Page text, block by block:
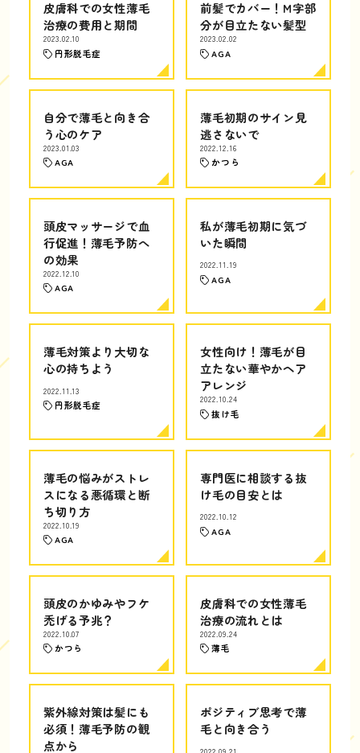
皮膚科での女性薄毛
治療の費用と期間
2023.02.10
円形脱毛症
前髪でカバー！M字部
分が目立たない髪型
2023.02.02
AGA
自分で薄毛と向き合
う心のケア
2023.01.03
AGA
薄毛初期のサイン見
逃さないで
2022.12.16
かつら
頭皮マッサージで血
行促進！薄毛予防へ
の効果
2022.12.10
AGA
私が薄毛初期に気づ
いた瞬間
2022.11.19
AGA
薄毛対策より大切な
心の持ちよう
2022.11.13
円形脱毛症
女性向け！薄毛が目
立たない華やかヘア
アレンジ
2022.10.24
抜け毛
薄毛の悩みがストレ
スになる悪循環と断
ち切り方
2022.10.19
AGA
専門医に相談する抜
け毛の目安とは
2022.10.12
AGA
頭皮のかゆみやフケ
禿げる予兆？
2022.10.07
かつら
皮膚科での女性薄毛
治療の流れとは
2022.09.24
薄毛
紫外線対策は髪にも
必須！薄毛予防の観
点から
ポジティブ思考で薄
毛と向き合う